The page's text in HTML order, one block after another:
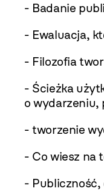
- Badanie
- Ewaluacja,
- Filozofia
- Ścieżka
o wydarzeniu,
- tworzenie
- Co wiesz na
-